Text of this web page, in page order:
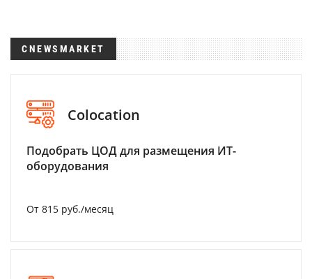
CNEWSMARKET
Colocation
Подобрать ЦОД для размещения ИТ-
оборудования
От 815 руб./месяц